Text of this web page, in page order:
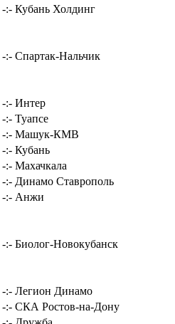
-:- Кубань Холдинг
-:- Спартак-Нальчик
-:- Интер
-:- Туапсе
-:- Машук-КМВ
-:- Кубань
-:- Махачкала
-:- Динамо Ставрополь
-:- Анжи
-:- Биолог-Новокубанск
-:- Легион Динамо
-:- СКА Ростов-на-Дону